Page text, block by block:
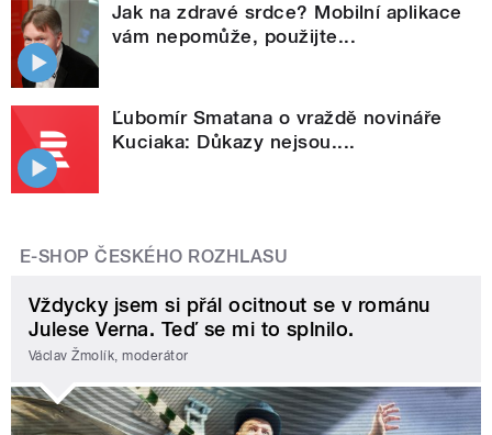
Jak na zdravé srdce? Mobilní aplikace
vám nepomůže, použijte...
Ľubomír Smatana o vraždě novináře
Kuciaka: Důkazy nejsou....
E-SHOP ČESKÉHO ROZHLASU
Vždycky jsem si přál ocitnout se v románu
Julese Verna. Teď se mi to splnilo.
Václav Žmolík, moderátor